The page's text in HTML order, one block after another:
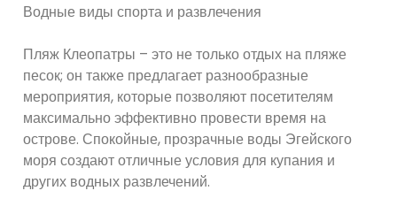
Водные виды спорта и развлечения
Пляж Клеопатры – это не только отдых на пляже
песок; он также предлагает разнообразные
мероприятия, которые позволяют посетителям
максимально эффективно провести время на
острове. Спокойные, прозрачные воды Эгейского
моря создают отличные условия для купания и
других водных развлечений.